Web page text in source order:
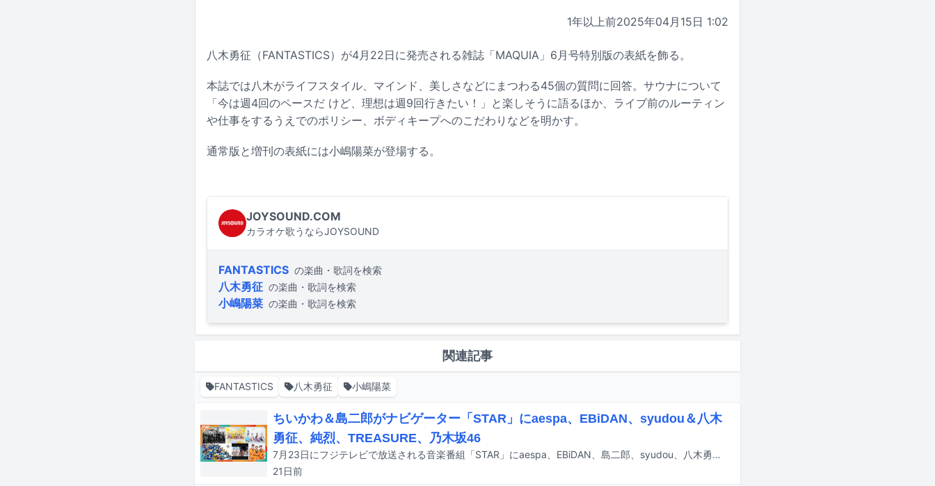
1年以上前2025年04月15日 1:02
八木勇征（FANTASTICS）が4月22日に発売される雑誌「MAQUIA」6月号特別版の表紙を飾る。
本誌では八木がライフスタイル、マインド、美しさなどにまつわる45個の質問に回答。サウナについて
「今は週4回のペースだ けど、理想は週9回行きたい！」と楽しそうに語るほか、ライブ前のルーティン
や仕事をするうえでのポリシー、ボディキープへのこだわりなどを明かす。
通常版と増刊の表紙には小嶋陽菜が登場する。
JOYSOUND.COM
カラオケ歌うならJOYSOUND
FANTASTICS の楽曲・歌詞を検索
八木勇征 の楽曲・歌詞を検索
小嶋陽菜 の楽曲・歌詞を検索
関連記事
FANTASTICS 八木勇征 小嶋陽菜
ちいかわ＆島二郎がナビゲーター「STAR」にaespa、EBiDAN、syudou＆八木
勇征、純烈、TREASURE、乃木坂46
7月23日にフジテレビで放送される音楽番組「STAR」にaespa、EBiDAN、島二郎、syudou、八木勇征、純烈、ちいかわ、TREASURE、乃木坂46が出演する。
21日前